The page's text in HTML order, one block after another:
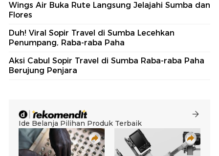
Wings Air Buka Rute Langsung Jelajahi Sumba dan
Flores
Duh! Viral Sopir Travel di Sumba Lecehkan
Penumpang, Raba-raba Paha
Aksi Cabul Sopir Travel di Sumba Raba-raba Paha
Berujung Penjara